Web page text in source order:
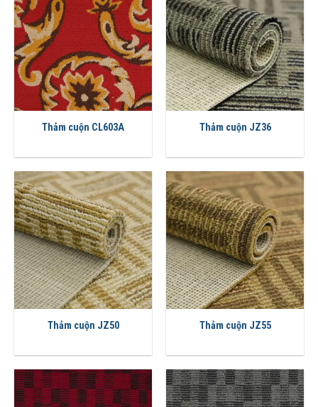
Thảm cuộn CL603A Thảm cuộn JZ36
Thảm cuộn JZ50 Thảm cuộn JZ55